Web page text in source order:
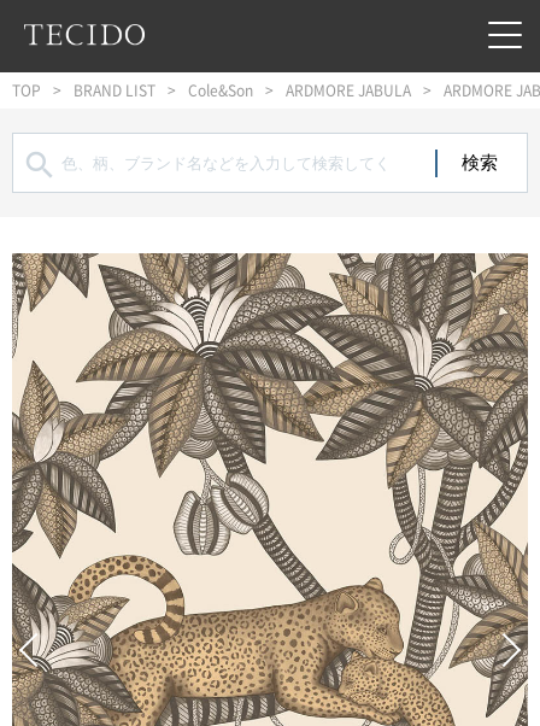
フッターへジャンプ
TOP BRAND LIST Cole&Son ARDMORE JABULA ARDMORE
